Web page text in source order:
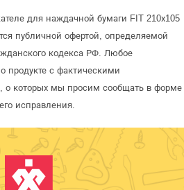
для наждачной бумаги FIT 210х105
публичной офертой, определяемой
кодекса РФ. Любое
продукте с фактическими
о которых мы просим сообщать в форме
исправления.